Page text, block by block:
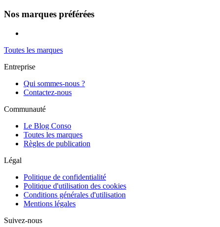
Nos marques préférées
Toutes les marques
Entreprise
Qui sommes-nous ?
Contactez-nous
Communauté
Le Blog Conso
Toutes les marques
Règles de publication
Légal
Politique de confidentialité
Politique d'utilisation des cookies
Conditions générales d'utilisation
Mentions légales
Suivez-nous